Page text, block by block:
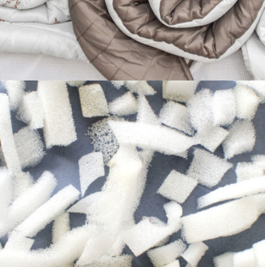
Latex découpé